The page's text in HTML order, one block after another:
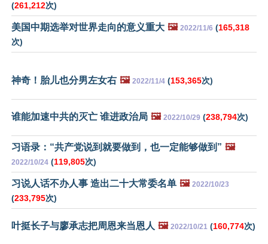
(261,212次)
美国中期选举对世界走向的意义重大 🖼️ 2022/11/6 (165,318
次)
神奇！胎儿也分男左女右 🖼️ 2022/11/4 (153,365次)
谁能加速中共的灭亡 谁进政治局 🖼️ 2022/10/29 (238,794次)
习语录：“共产党说到就要做到，也一定能够做到” 🖼️
2022/10/24 (119,805次)
习说人话不办人事 造出二十大常委名单 🖼️ 2022/10/23
(233,795次)
叶挺长子与廖承志把周恩来当恩人 🖼️ 2022/10/21 (160,774次)